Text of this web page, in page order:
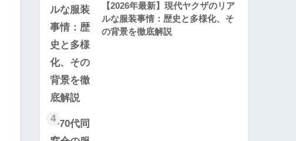
【2026年最新】現代ヤクザのリア
ルな服装事情：歴史と多様化、そ
の背景を徹底解説
4